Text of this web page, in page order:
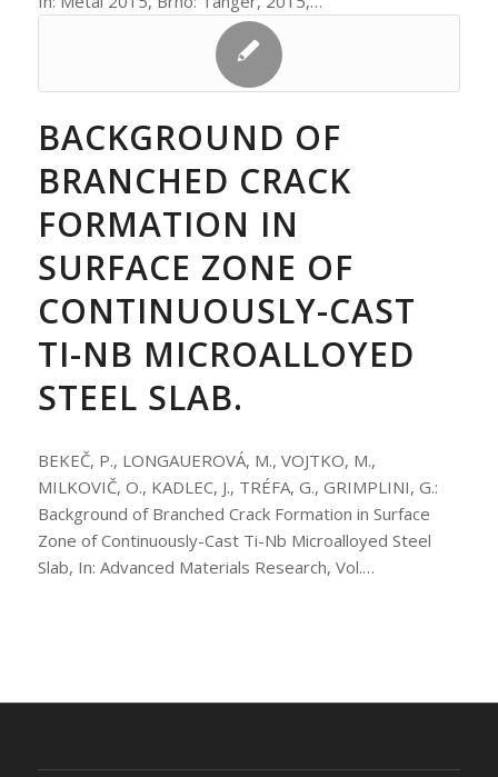
BACKGROUND OF
BRANCHED CRACK
FORMATION IN
SURFACE ZONE OF
CONTINUOUSLY-CAST
TI-NB MICROALLOYED
STEEL SLAB.
BEKEČ, P., LONGAUEROVÁ, M., VOJTKO, M.,
MILKOVIČ, O., KADLEC, J., TRÉFA, G., GRIMPLINI, G.:
Background of Branched Crack Formation in Surface
Zone of Continuously-Cast Ti-Nb Microalloyed Steel
Slab, In: Advanced Materials Research, Vol.…